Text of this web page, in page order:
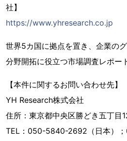
社】
https://www.yhresearch.co.jp
世界5カ国に拠点を置き、企業の
分野開拓に役立つ市場調査レポー
【本件に関するお問い合わせ先】
YH Research株式会社
住所：東京都中央区勝どき五丁目
TEL：050-5840-2692（日本）